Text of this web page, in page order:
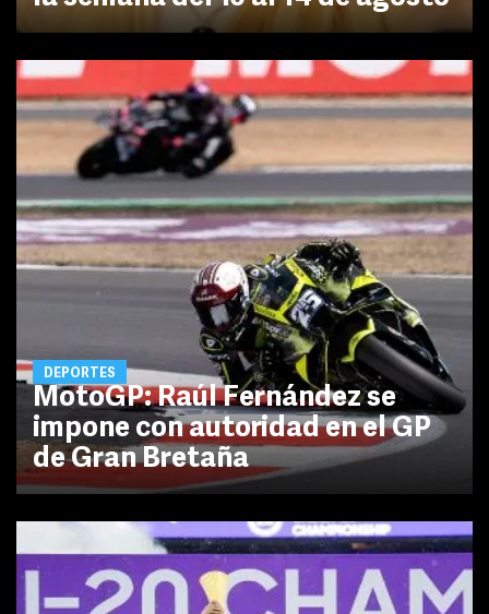
DEPORTES
MotoGP: Raúl Fernández se
impone con autoridad en el GP
de Gran Bretaña